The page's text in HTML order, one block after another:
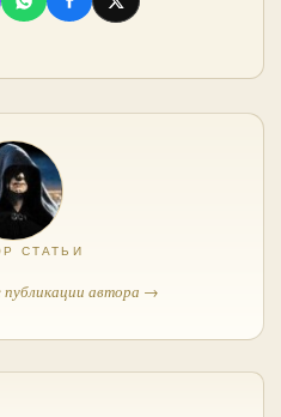
СТАТЬИ
публикации автора →